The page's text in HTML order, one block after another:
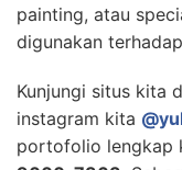
painting, atau
digunakan
Kunjungi situs kita
instagram kita
portofolio lengkap